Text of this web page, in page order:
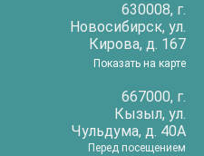
630008, г.
Новосибирск, ул.
Кирова, д. 167
Показать на карте
667000, г.
Кызыл, ул.
Чульдума, д. 40А
Перед посещением